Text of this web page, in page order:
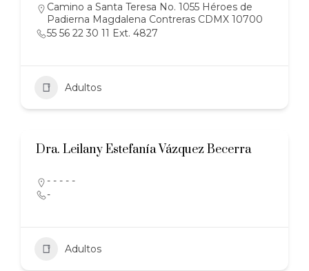
Camino a Santa Teresa No. 1055 Héroes de
Padierna Magdalena Contreras CDMX 10700
55 56 22 30 11 Ext. 4827
Adultos
Dra. Leilany Estefanía Vázquez Becerra
- - - - -
-
Adultos